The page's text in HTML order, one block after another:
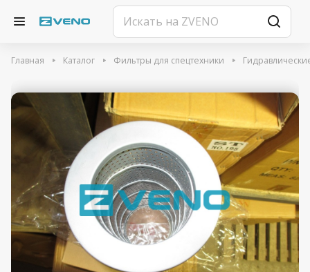
Главная Каталог Фильтры для спецтехники